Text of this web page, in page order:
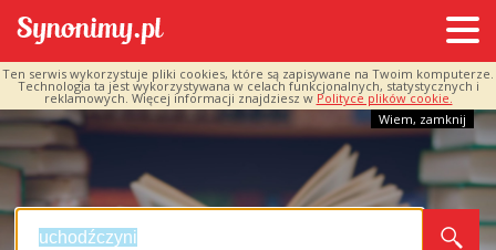
Ten serwis wykorzystuje pliki cookies, które są zapisywane na Twoim komputerze.
Technologia ta jest wykorzystywana w celach funkcjonalnych, statystycznych i
reklamowych. Więcej informacji znajdziesz w Polityce plików cookie.
Wiem, zamknij